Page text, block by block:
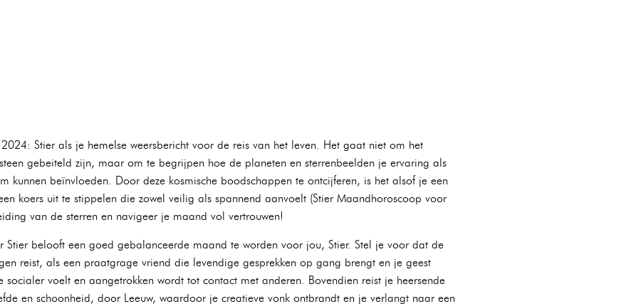
Stier als je hemelse weersbericht voor de reis van het leven. Het gaat niet om het
gebeiteld zijn, maar om te begrijpen hoe de planeten en sterrenbeelden je ervaring als
kunnen beïnvloeden. Door deze kosmische boodschappen te ontcijferen, is het alsof je een
koers uit te stippelen die zowel veilig als spannend aanvoelt (Stier Maandhoroscoop voor
van de sterren en navigeer je maand vol vertrouwen!
belooft een goed gebalanceerde maand te worden voor jou, Stier. Stel je voor dat de
reist, als een praatgrage vriend die levendige gesprekken op gang brengt en je geest
socialer voelt en aangetrokken wordt tot contact met anderen. Bovendien reist je heersende
en schoonheid, door Leeuw, waardoor je creatieve vonk ontbrandt en je verlangt naar een